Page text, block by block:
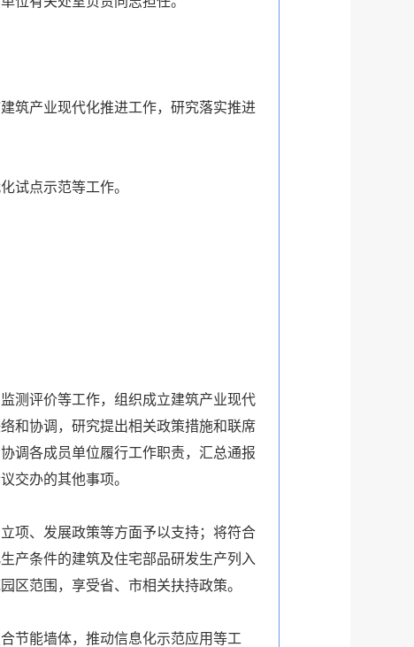
筑产业现代化推进工作，研究落实推进
试点示范等工作。
测评价等工作，组织成立建筑产业现代
和协调，研究提出相关政策措施和联席
调各成员单位履行工作职责，汇总通报
交办的其他事项。
项、发展政策等方面予以支持；将符合
产条件的建筑及住宅部品研发生产列入
区范围，享受省、市相关扶持政策。
节能墙体，推动信息化示范应用等工